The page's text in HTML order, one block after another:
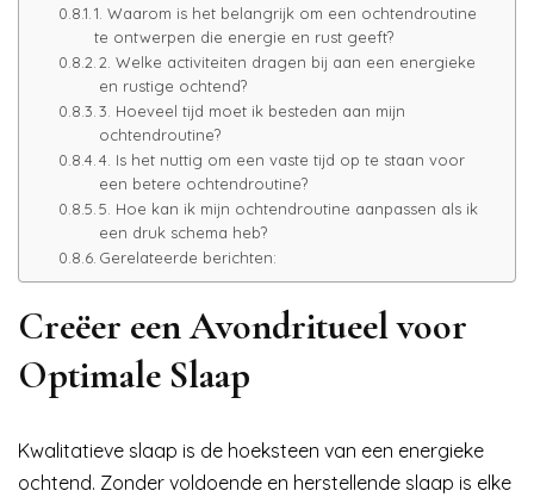
1. Waarom is het belangrijk om een ochtendroutine
te ontwerpen die energie en rust geeft?
2. Welke activiteiten dragen bij aan een energieke
en rustige ochtend?
3. Hoeveel tijd moet ik besteden aan mijn
ochtendroutine?
4. Is het nuttig om een vaste tijd op te staan voor
een betere ochtendroutine?
5. Hoe kan ik mijn ochtendroutine aanpassen als ik
een druk schema heb?
Gerelateerde berichten:
Creëer een Avondritueel voor
Optimale Slaap
Kwalitatieve slaap is de hoeksteen van een energieke
ochtend. Zonder voldoende en herstellende slaap is elke